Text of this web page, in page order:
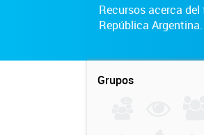
Recursos acerca
República Argentina.
Grupos